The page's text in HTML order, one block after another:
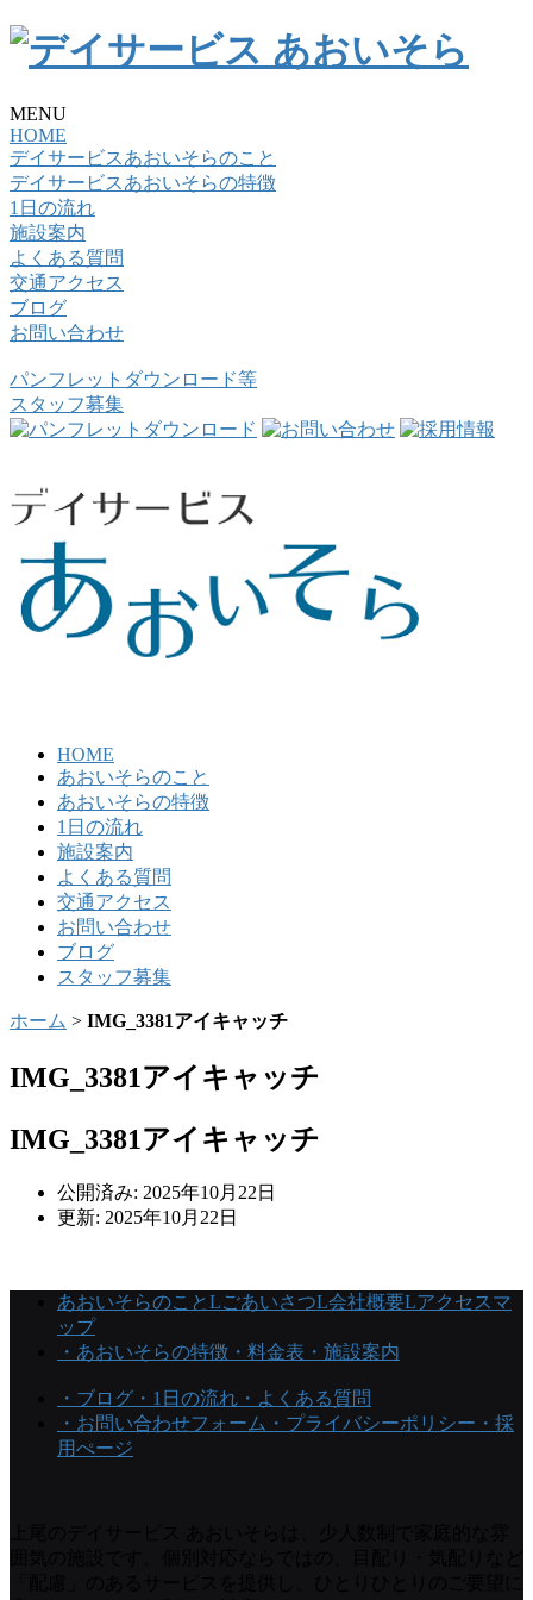
MENU
HOME
デイサービスあおいそらのこと
デイサービスあおいそらの特徴
1日の流れ
施設案内
よくある質問
交通アクセス
ブログ
お問い合わせ
パンフレットダウンロード等
スタッフ募集
HOME
あおいそらのこと
あおいそらの特徴
1日の流れ
施設案内
よくある質問
交通アクセス
お問い合わせ
ブログ
スタッフ募集
ホーム > IMG_3381アイキャッチ
IMG_3381アイキャッチ
IMG_3381アイキャッチ
公開済み: 2025年10月22日
更新: 2025年10月22日
あおいそらのことLごあいさつL会社概要Lアクセスマ
ップ
・あおいそらの特徴 ・料金表 ・施設案内
・ブログ ・1日の流れ ・よくある質問
・お問い合わせフォーム ・プライバシーポリシー ・採
用ぺージ